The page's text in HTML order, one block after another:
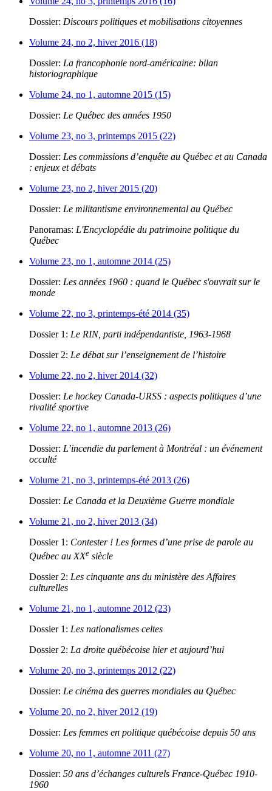
Dossier: Discours politiques et mobilisations citoyennes
Volume 24, no 2, hiver 2016 (18)
Dossier: La francophonie nord-américaine: bilan
historiographique
Volume 24, no 1, automne 2015 (15)
Dossier: Le Québec des années 1950
Volume 23, no 3, printemps 2015 (22)
Dossier: Les commissions d’enquête au Québec et au Canada
: enjeux et débats
Volume 23, no 2, hiver 2015 (20)
Dossier: Le militantisme environnemental au Québec
Panoramas: L'Encyclopédie du patrimoine politique du
Québec
Volume 23, no 1, automne 2014 (25)
Dossier: Les années 1960 : quand le Québec s'ouvrait sur le
monde
Volume 22, no 3, printemps-été 2014 (35)
Dossier 1: Le RIN, parti indépendantiste, 1963-1968
Dossier 2: Le débat sur l’enseignement de l’histoire
Volume 22, no 2, hiver 2014 (32)
Dossier: Le hockey Canada-URSS : aspects politiques d’une
rivalité sportive
Volume 22, no 1, automne 2013 (26)
Dossier: L’incendie du parlement à Montréal : un événement
occulté
Volume 21, no 3, printemps-été 2013 (26)
Dossier: Le Canada et la Deuxième Guerre mondiale
Volume 21, no 2, hiver 2013 (34)
Dossier 1: Contester ! Les formes d’une prise de parole au
Québec au XXe siècle
Dossier 2: Les cinquante ans du ministère des Affaires
culturelles
Volume 21, no 1, automne 2012 (23)
Dossier 1: Les nationalismes celtes
Dossier 2: La droite québécoise hier et aujourd’hui
Volume 20, no 3, printemps 2012 (22)
Dossier: Le cinéma des guerres mondiales au Québec
Volume 20, no 2, hiver 2012 (19)
Dossier: Les femmes en politique québécoise depuis 50 ans
Volume 20, no 1, automne 2011 (27)
Dossier: 50 ans d’échanges culturels France-Québec 1910-
1960